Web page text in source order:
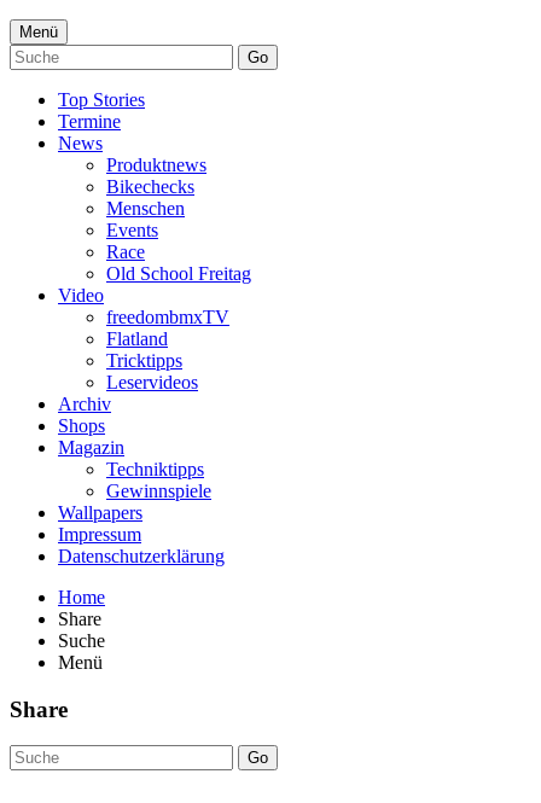
Menü
Go
Top Stories
Termine
News
Produktnews
Bikechecks
Menschen
Events
Race
Old School Freitag
Video
freedombmxTV
Flatland
Tricktipps
Leservideos
Archiv
Shops
Magazin
Techniktipps
Gewinnspiele
Wallpapers
Impressum
Datenschutzerklärung
Home
Share
Suche
Menü
Share
Go